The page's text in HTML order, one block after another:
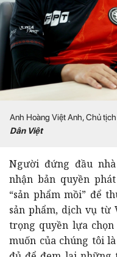
Anh Hoàng Việt Anh, Chủ
Dân Việt
Người đứng đầu
nhận bản quyền
“sản phẩm mồi” để
sản phẩm, dịch vụ từ
trọng quyền lựa
muốn của chúng tôi